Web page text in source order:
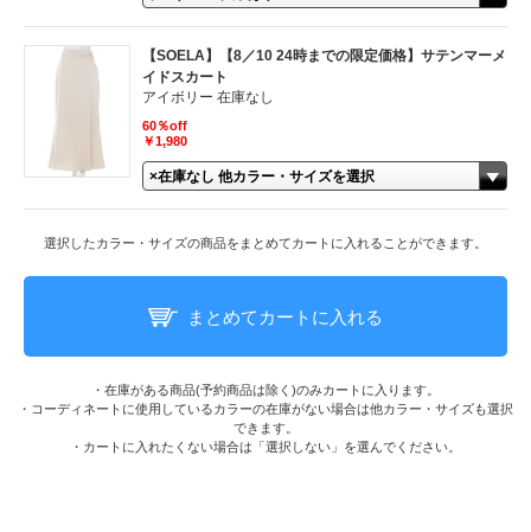
【SOELA】【8／10 24時までの限定価格】サテンマーメ
イドスカート
アイボリー 在庫なし
60％off
￥1,980
選択したカラー・サイズの商品をまとめてカートに入れることができます。
まとめてカートに入れる
・在庫がある商品(予約商品は除く)のみカートに入ります。
・コーディネートに使用しているカラーの在庫がない場合は他カラー・サイズも選択
できます。
・カートに入れたくない場合は「選択しない」を選んでください。